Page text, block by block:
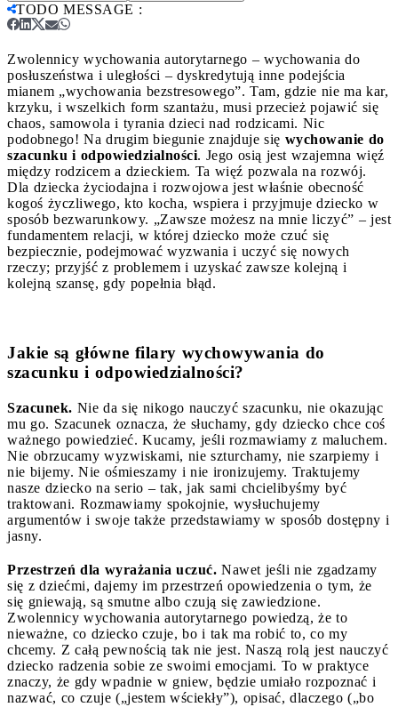
TODO MESSAGE :
Zwolennicy wychowania autorytarnego – wychowania do
posłuszeństwa i uległości – dyskredytują inne podejścia
mianem „wychowania bezstresowego”. Tam, gdzie nie ma kar,
krzyku, i wszelkich form szantażu, musi przecież pojawić się
chaos, samowola i tyrania dzieci nad rodzicami. Nic
podobnego! Na drugim biegunie znajduje się wychowanie do
szacunku i odpowiedzialności. Jego osią jest wzajemna więź
między rodzicem a dzieckiem. Ta więź pozwala na rozwój.
Dla dziecka życiodajna i rozwojowa jest właśnie obecność
kogoś życzliwego, kto kocha, wspiera i przyjmuje dziecko w
sposób bezwarunkowy. „Zawsze możesz na mnie liczyć” – jest
fundamentem relacji, w której dziecko może czuć się
bezpiecznie, podejmować wyzwania i uczyć się nowych
rzeczy; przyjść z problemem i uzyskać zawsze kolejną i
kolejną szansę, gdy popełnia błąd.
Jakie są główne filary wychowywania do
szacunku i odpowiedzialności?
Szacunek. Nie da się nikogo nauczyć szacunku, nie okazując
mu go. Szacunek oznacza, że słuchamy, gdy dziecko chce coś
ważnego powiedzieć. Kucamy, jeśli rozmawiamy z maluchem.
Nie obrzucamy wyzwiskami, nie szturchamy, nie szarpiemy i
nie bijemy. Nie ośmieszamy i nie ironizujemy. Traktujemy
nasze dziecko na serio – tak, jak sami chcielibyśmy być
traktowani. Rozmawiamy spokojnie, wysłuchujemy
argumentów i swoje także przedstawiamy w sposób dostępny i
jasny.
Przestrzeń dla wyrażania uczuć. Nawet jeśli nie zgadzamy
się z dziećmi, dajemy im przestrzeń opowiedzenia o tym, że
się gniewają, są smutne albo czują się zawiedzione.
Zwolennicy wychowania autorytarnego powiedzą, że to
nieważne, co dziecko czuje, bo i tak ma robić to, co my
chcemy. Z całą pewnością tak nie jest. Naszą rolą jest nauczyć
dziecko radzenia sobie ze swoimi emocjami. To w praktyce
znaczy, że gdy wpadnie w gniew, będzie umiało rozpoznać i
nazwać, co czuje („jestem wściekły”), opisać, dlaczego („bo